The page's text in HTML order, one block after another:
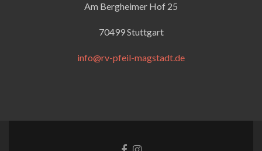
Am Bergheimer Hof 25
70499 Stuttgart
info@rv-pfeil-magstadt.de
Facebook-
Instagram